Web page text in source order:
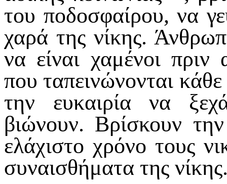
του ποδοσφαίρου, να
χαρά της νίκης.
να είναι χαμένοι
που ταπεινώνονται
την ευκαιρία να
βιώνουν. Βρίσκουν
ελάχιστο χρόνο τους
συναισθήματα της